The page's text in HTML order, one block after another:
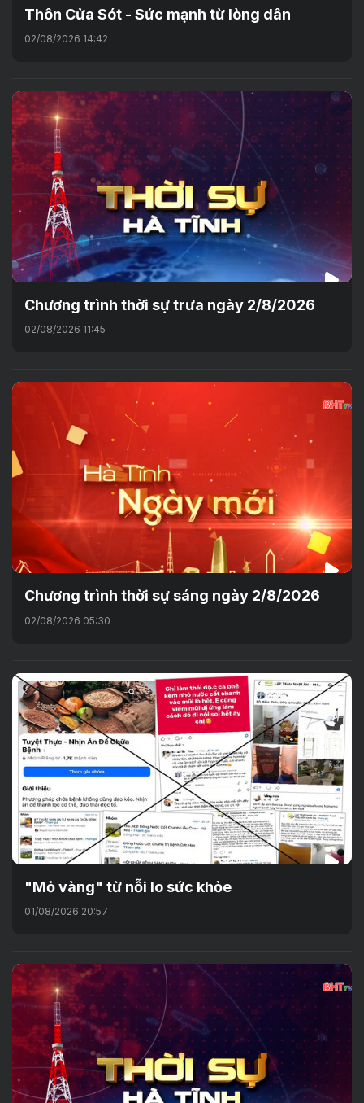
Thôn Cửa Sót - Sức mạnh từ lòng dân
02/08/2026 14:42
Chương trình thời sự trưa ngày 2/8/2026
02/08/2026 11:45
Chương trình thời sự sáng ngày 2/8/2026
02/08/2026 05:30
"Mỏ vàng" từ nỗi lo sức khỏe
01/08/2026 20:57